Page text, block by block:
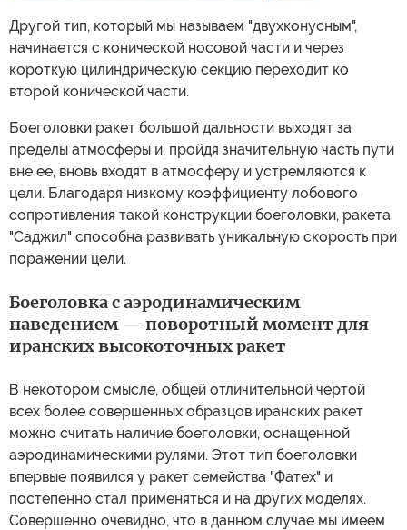
Другой тип, который мы называем "двухконусным",
начинается с конической носовой части и через
короткую цилиндрическую секцию переходит ко
второй конической части.
Боеголовки ракет большой дальности выходят за
пределы атмосферы и, пройдя значительную часть пути
вне ее, вновь входят в атмосферу и устремляются к
цели. Благодаря низкому коэффициенту лобового
сопротивления такой конструкции боеголовки, ракета
"Саджил" способна развивать уникальную скорость при
поражении цели.
Боеголовка с аэродинамическим
наведением — поворотный момент для
иранских высокоточных ракет
В некотором смысле, общей отличительной чертой
всех более совершенных образцов иранских ракет
можно считать наличие боеголовки, оснащенной
аэродинамическими рулями. Этот тип боеголовки
впервые появился у ракет семейства "Фатех" и
постепенно стал применяться и на других моделях.
Совершенно очевидно, что в данном случае мы имеем